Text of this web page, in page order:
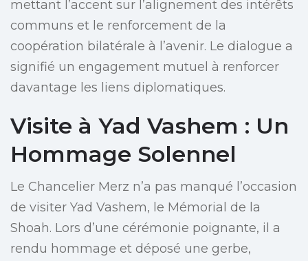
mettant l’accent sur l’alignement des intérêts
communs et le renforcement de la
coopération bilatérale à l’avenir. Le dialogue a
signifié un engagement mutuel à renforcer
davantage les liens diplomatiques.
Visite à Yad Vashem : Un
Hommage Solennel
Le Chancelier Merz n’a pas manqué l’occasion
de visiter Yad Vashem, le Mémorial de la
Shoah. Lors d’une cérémonie poignante, il a
rendu hommage et déposé une gerbe,